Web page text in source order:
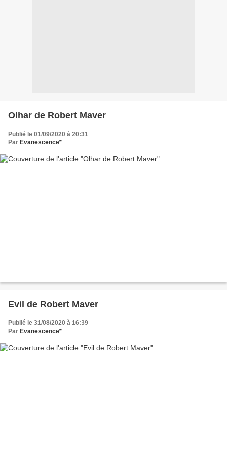
Olhar de Robert Maver
Publié le 01/09/2020 à 20:31
Par Evanescence*
Evil de Robert Maver
Publié le 31/08/2020 à 16:39
Par Evanescence*